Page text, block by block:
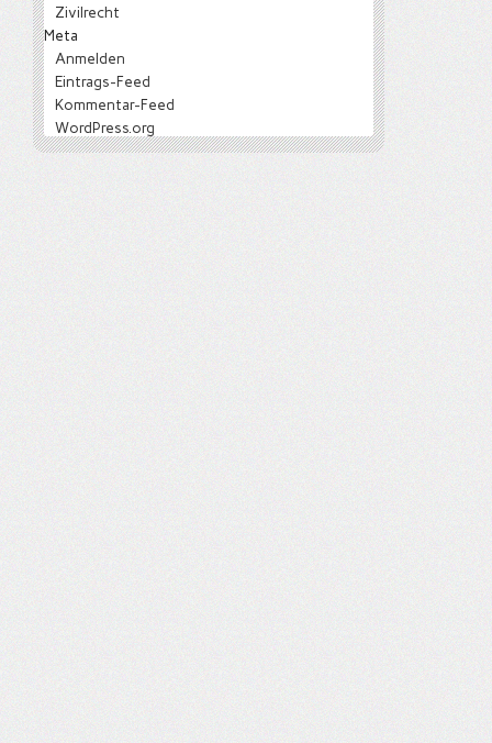
Zivilrecht
Meta
Anmelden
Eintrags-Feed
Kommentar-Feed
WordPress.org